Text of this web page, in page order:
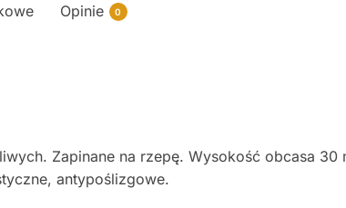
Opinie 0
Zapinane na rzepę. Wysokość obcasa 30
antypoślizgowe.